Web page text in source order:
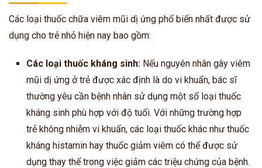
Các loại thuốc chữa viêm mũi dị ứng phổ biến nhất được sử
dụng cho trẻ nhỏ hiện nay bao gồm:
Các loại thuốc kháng sinh: Nếu nguyên nhân gây viêm
mũi dị ứng ở trẻ được xác định là do vi khuẩn, bác sĩ
thường yêu cần bệnh nhân sử dụng một số loại thuốc
kháng sinh phù hợp với độ tuổi. Với những trường hợp
trẻ không nhiễm vi khuẩn, các loại thuốc khác như thuốc
kháng histamin hay thuốc giảm viêm có thể được sử
dụng thay thế trong việc giảm các triệu chứng của bệnh.